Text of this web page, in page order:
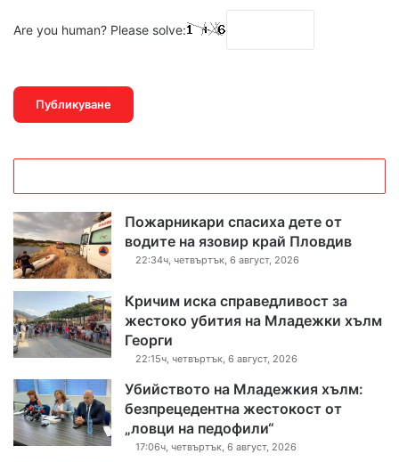
Are you human? Please solve:
Пожарникари спасиха дете от
водите на язовир край Пловдив
22:34ч, четвъртък, 6 август, 2026
Кричим иска справедливост за
жестоко убития на Младежки хълм
Георги
22:15ч, четвъртък, 6 август, 2026
Убийството на Младежкия хълм:
безпрецедентна жестокост от
„ловци на педофили“
17:06ч, четвъртък, 6 август, 2026